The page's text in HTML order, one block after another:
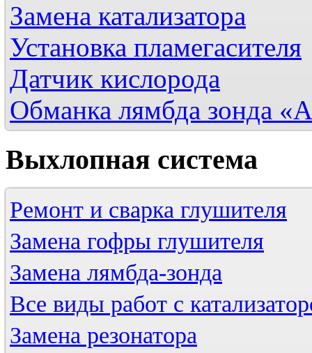
Замена катализатора
Установка пламегасителя
Датчик кислорода
Обманка лямбда зонда
Выхлопная система
Ремонт и сварка глушителя
Замена гофры глушителя
Замена лямбда-зонда
Все виды работ с
Замена резонатора